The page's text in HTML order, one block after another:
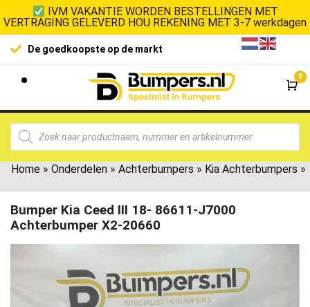
IVM VAKANTIE WORDEN BESTELLINGEN MET
VERTRAGING GELEVERD HOU REKENING MET 3-7 werkdagen
De goedkoopste op de markt
0
Home » Onderdelen » Achterbumpers » Kia Achterbumpers »
Bumper Kia Ceed III 18- 86611-J7000
Achterbumper X2-20660